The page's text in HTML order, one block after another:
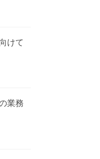
けて
業務